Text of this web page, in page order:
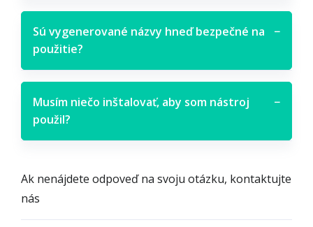
Sú vygenerované názvy hneď bezpečné na
použitie?
−
Musím niečo inštalovať, aby som nástroj
použil?
−
Ak nenájdete odpoveď na svoju otázku, kontaktujte
nás